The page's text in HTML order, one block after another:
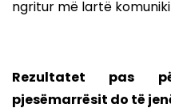
ngritur më lartë
Rezultatet pas
pjesëmarrësit do të